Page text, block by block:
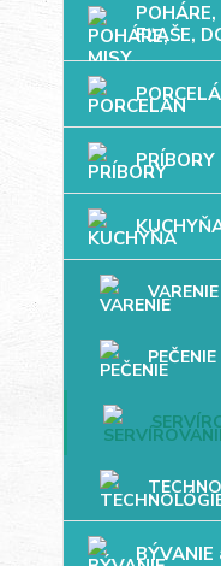
FĽAŠE,
PRÍBORY
VARENIE
PEČENIE
BÝVANIE